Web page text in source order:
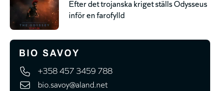
Efter det trojanska kriget ställs Odysseus
inför en farofylld
+358 457 3459 788
bio.savoy@aland.net